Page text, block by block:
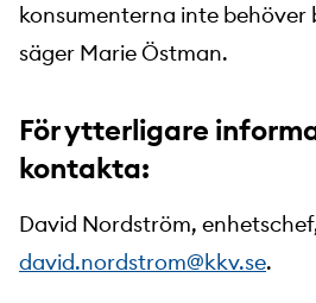
konsumenterna inte
säger Marie Östman.
För ytterligare
kontakta:
David Nordström,
david.nordstrom@kkv.se.